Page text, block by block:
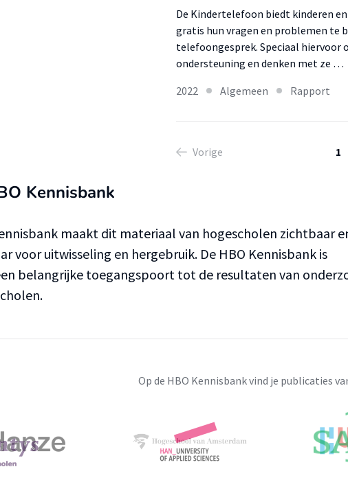
De Kindertelefoon biedt kinderen
gratis hun vragen en problemen te
telefoongesprek. Speciaal
ondersteuning en denken met ze …
2022
Algemeen Rapport
Vorige 1
Kennisbank
maakt dit materiaal van hogescholen zichtbaar
voor uitwisseling en hergebruik. De HBO Kennisbank is
belangrijke toegangspoort tot de resultaten van
Op de HBO Kennisbank vind je publicaties